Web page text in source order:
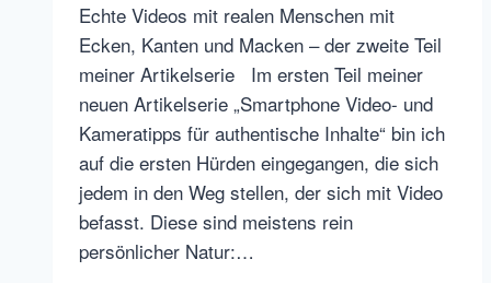
Echte Videos mit realen Menschen mit
Ecken, Kanten und Macken – der zweite Teil
meiner Artikelserie Im ersten Teil meiner
neuen Artikelserie „Smartphone Video- und
Kameratipps für authentische Inhalte“ bin ich
auf die ersten Hürden eingegangen, die sich
jedem in den Weg stellen, der sich mit Video
befasst. Diese sind meistens rein
persönlicher Natur:…